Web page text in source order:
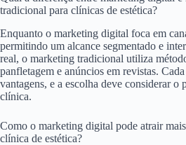
tradicional para clínicas de estética?
Enquanto o marketing digital foca em
permitindo um alcance segmentado e
real, o marketing tradicional utiliza
panfletagem e anúncios em revistas.
vantagens, e a escolha deve considerar o
clínica.
Como o marketing digital pode atrair
clínica de estética?